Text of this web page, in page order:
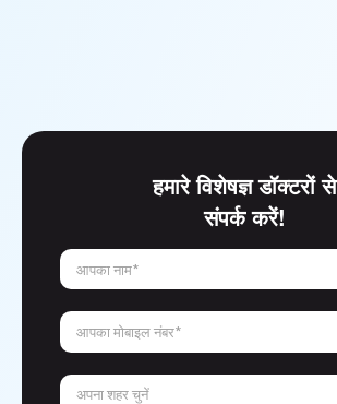
हमारे विशेषज्ञ डॉक्टरों से
संपर्क करें!
आपका नाम*
आपका मोबाइल नंबर*
अपना शहर चुनें